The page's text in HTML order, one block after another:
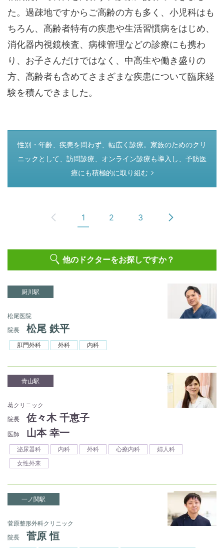
た。過疎地ですからご高齢の方も多く、小児科はも
ちろん、高齢者特有の疾患や生活習慣病をはじめ、
消化器内視鏡検査、病棟管理などの診療にも携わ
り、お子さんだけではなく、中高生や働き盛りの
方、高齢者も含めてさまざまな疾患について臨床経
験を積んできました。
つぎのページ
性別・年齢、疾患を問わず、幅広く診療。家族のためのクリ
ニックとして、訪問診療、オンライン診療も導入し、予防医
療にも積極的に取り組む
1 2 3
他のドクターをお探しですか？
厨川駅
松尾医院
院長
松尾 鉄平
肛門外科 外科 内科
青山駅
葛クリニック
院長
佐々木 千恵子
医師 山本 幸一
泌尿器科 内科 外科 心療内科
婦人科
女性外来
一ノ関駅
菅原整形外科クリニック
院長
菅原 恒